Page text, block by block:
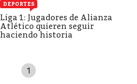
DEPORTES
Liga 1: Jugadores de Alianza
Atlético quieren seguir
haciendo historia
1